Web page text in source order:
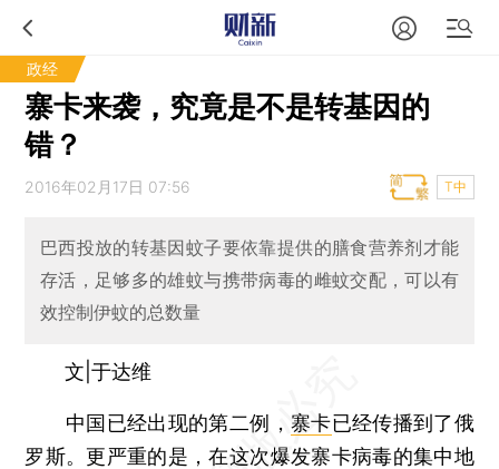
政经
寨卡来袭，究竟是不是转基因的
错？
2016年02月17日 07:56 T中
巴西投放的转基因蚊子要依靠提供的膳食营养剂才能
存活，足够多的雄蚊与携带病毒的雌蚊交配，可以有
效控制伊蚊的总数量
文|于达维
中国已经出现的第二例， 寨卡已经传播到了俄
罗斯。更严重的是，在这次爆发寨卡病毒的集中地